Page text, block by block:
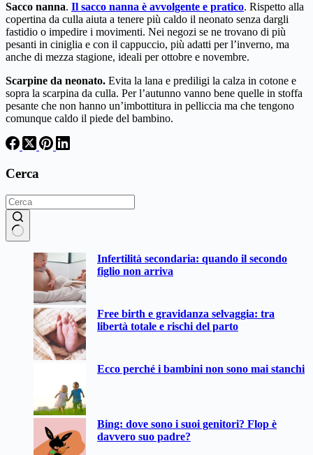
Sacco nanna. Il sacco nanna è avvolgente e pratico. Rispetto alla
copertina da culla aiuta a tenere più caldo il neonato senza dargli
fastidio o impedire i movimenti. Nei negozi se ne trovano di più
pesanti in ciniglia e con il cappuccio, più adatti per l’inverno, ma
anche di mezza stagione, ideali per ottobre e novembre.
Scarpine da neonato. Evita la lana e prediligi la calza in cotone e
sopra la scarpina da culla. Per l’autunno vanno bene quelle in stoffa
pesante che non hanno un’imbottitura in pelliccia ma che tengono
comunque caldo il piede del bambino.
Cerca
risultato
Infertilità secondaria: quando il secondo
figlio non arriva
Free birth e gravidanza selvaggia: tra
libertà totale e rischi del parto
Ecco perché i bambini non sono mai stanchi
Bing: dove sono i suoi genitori? Flop è
davvero suo padre?